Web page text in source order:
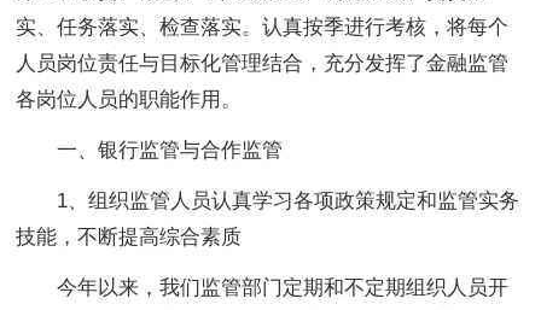
实、任务落实、检查落实。认真按季进行考核，将每个
人员岗位责任与目标化管理结合，充分发挥了金融监管
各岗位人员的职能作用。
一、银行监管与合作监管
1、组织监管人员认真学习各项政策规定和监管实务
技能，不断提高综合素质
今年以来，我们监管部门定期和不定期组织人员开